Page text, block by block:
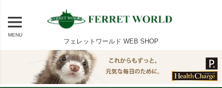
MENU
フェレットワールド WEB SHOP